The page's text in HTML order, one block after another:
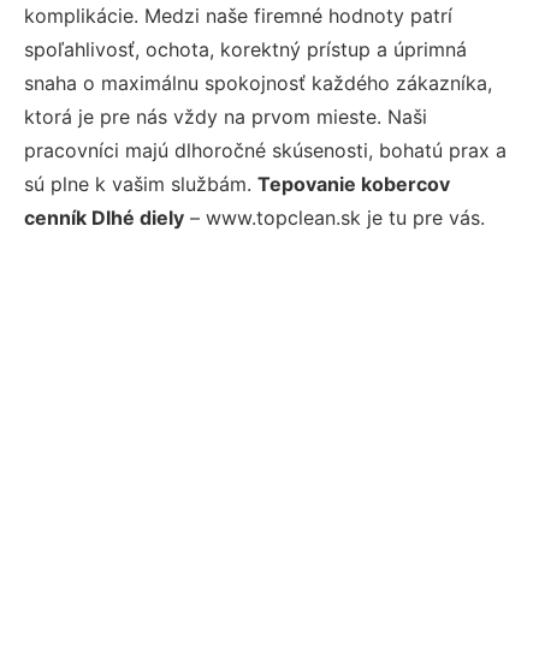
komplikácie. Medzi naše firemné hodnoty patrí
spoľahlivosť, ochota, korektný prístup a úprimná
snaha o maximálnu spokojnosť každého zákazníka,
ktorá je pre nás vždy na prvom mieste. Naši
pracovníci majú dlhoročné skúsenosti, bohatú prax a
sú plne k vašim službám. Tepovanie kobercov
cenník Dlhé diely – www.topclean.sk je tu pre vás.